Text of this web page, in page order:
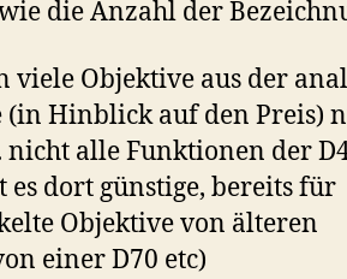
die Anzahl der
viele Objektive aus der
(in Hinblick auf den Preis)
nicht alle Funktionen der
dort günstige, bereits für
Objektive von älteren
einer D70 etc)